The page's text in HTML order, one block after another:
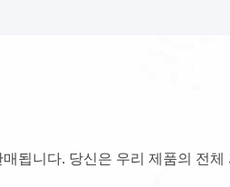
됩니다. 당신은 우리 제품의 전